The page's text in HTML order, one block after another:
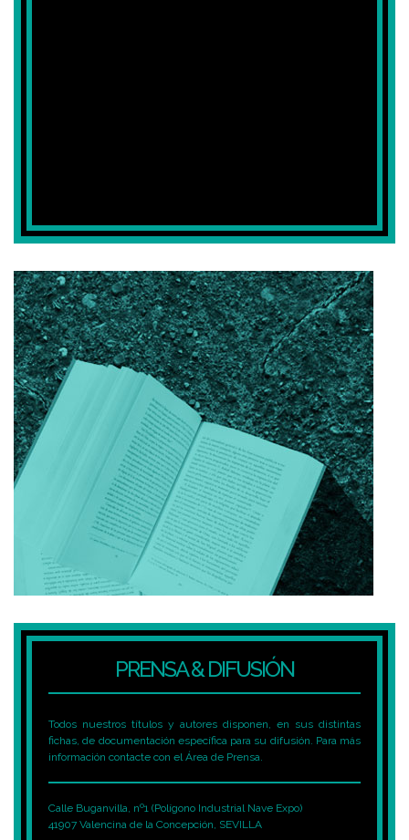
PRENSA & DIFUSIÓN
Todos nuestros títulos y autores disponen, en sus distintas
fichas, de documentación específica para su difusión. Para más
información contacte con el Área de Prensa.
Calle Buganvilla, nº1 (Polígono Industrial Nave Expo)
41907 Valencina de la Concepción, SEVILLA